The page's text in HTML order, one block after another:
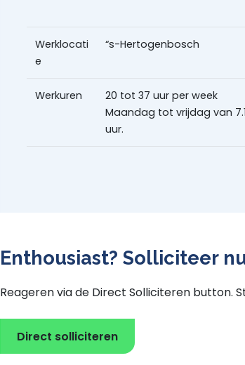
Werklocati
e
“s-Hertogenbosch
Werkuren
20 tot 37 uur per week
Maandag tot vrijdag van
uur.
Enthousiast? Solliciteer
Reageren via de Direct Solliciteren button.
Direct solliciteren